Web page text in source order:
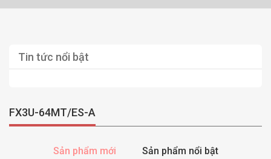
Tin tức nổi bật
FX3U-64MT/ES-A
Sản phẩm mới Sản phẩm nổi bật